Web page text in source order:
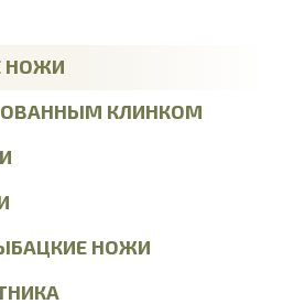
НОЖИ
КЛИНКОМ
НОЖИ